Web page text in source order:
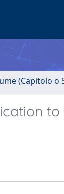
(Capitolo o